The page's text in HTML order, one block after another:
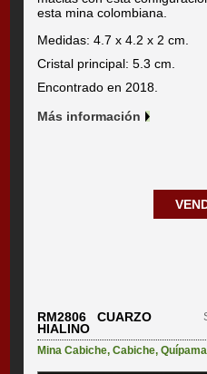
esta mina colombiana.
Medidas: 4.7 x 4.2 x 2 cm.
Cristal principal: 5.3 cm.
Encontrado en 2018.
Más información
RM2806 CUARZO
HIALINO
Mina Cabiche,Cabiche,Quípama